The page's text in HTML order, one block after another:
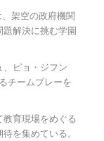
架空の政府機関
題解決に挑む学園
、ピョ・ジフン
チームプレーを
育現場をめぐる
を集めている。